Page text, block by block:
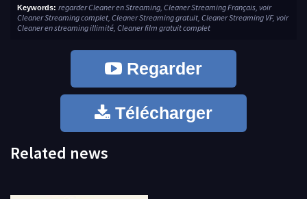
Keywords: regarder Cleaner en Streaming, Cleaner Streaming Français, voir
Cleaner Streaming complet, Cleaner Streaming gratuit, Cleaner Streaming VF, voir
Cleaner en streaming illimité, Cleaner film gratuit complet
Regarder
Télécharger
Related news